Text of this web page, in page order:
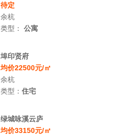
待定
余杭
类型：公寓
埠印贤府
均价22500元/㎡
余杭
类型：住宅
绿城咏溪云庐
均价33150元/㎡